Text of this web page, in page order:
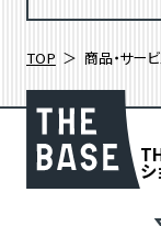
TOP 商品・サー